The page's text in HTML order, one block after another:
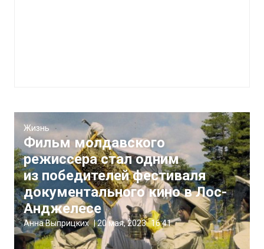
Жизнь
Фильм молдавского
режиссера стал одним
из победителей фестиваля
документального кино в Лос-
Анджелесе
Анна Выприцких |20 мая, 2023 16:41